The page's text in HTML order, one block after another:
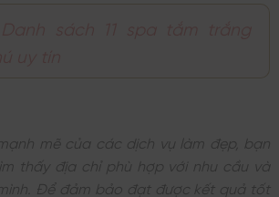
mẽ của các dịch vụ làm đẹp, bạn
thấy địa chỉ phù hợp với nhu cầu và
Để đảm bảo đạt được kết quả tốt